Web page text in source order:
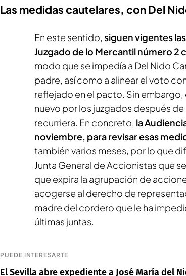
Las medidas cautelares, con Del
En este sentido, siguen vigentes
Juzgado de lo Mercantil número 2
modo que se impedía a Del Nido
padre, así como a alinear el voto
reflejado en el pacto. Sin
nuevo por los juzgados después
recurriera. En concreto, la
noviembre, para revisar esas
también varios meses, por lo que
Junta General de Accionistas que
que expira la agrupación de
acogerse al derecho de
madre del cordero que le ha
últimas juntas.
PUEDE INTERESARTE
El Sevilla abre expediente a José María del